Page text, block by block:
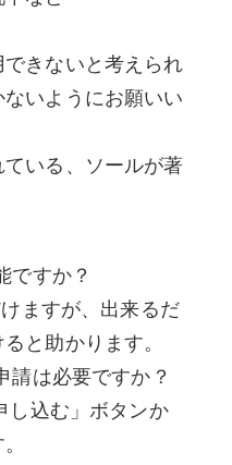
できないと考えられ
いようにお願いい
ている、ソールが著
ですか？
ますが、出来るだ
と助かります。
請は必要ですか？
し込む」ボタンか